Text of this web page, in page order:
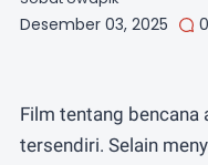
Desember 03, 2025 0
Film tentang bencana
tersendiri. Selain